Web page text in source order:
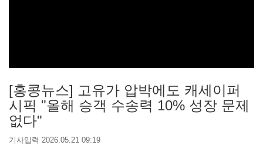
[홍콩뉴스] 고유가 압박에도 캐세이퍼
시픽 "올해 승객 수송력 10% 성장 문제
없다"
기사입력 2026.05.21 09:19